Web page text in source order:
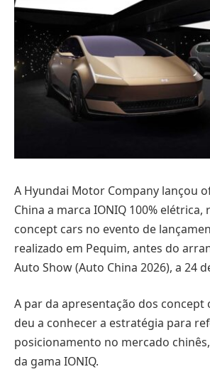
A Hyundai Motor Company lançou
China a marca IONIQ 100% elétrica,
concept cars no evento de
realizado em Pequim, antes do
Auto Show (Auto China 2026), a 24
A par da apresentação dos concept
deu a conhecer a estratégia para
posicionamento no mercado
da gama IONIQ.